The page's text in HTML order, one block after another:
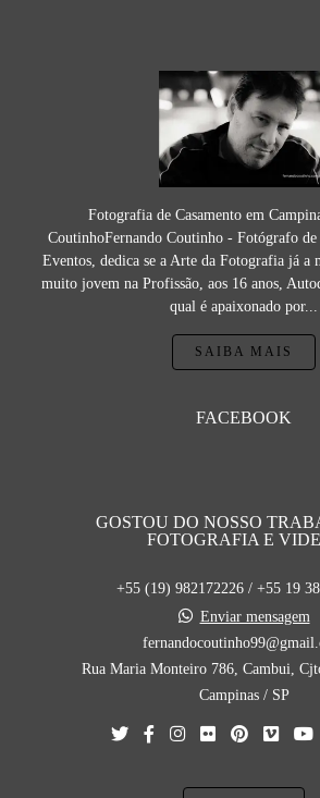
Fotografia de Casamento em
CoutinhoFernando Coutinho - Fotógrafo de
Eventos, dedica se a Arte da Fotografia já
muito jovem na Profissão, aos 16 anos,
qual é apaixonado por...
SAIBA MAIS
FACEBOOK
GOSTOU DO NOSSO
FOTOGRAFIA E
+55 (19) 982172226 / +55 19
Enviar mensagem
Rua Maria Monteiro 786, Cambui,
Campinas / SP